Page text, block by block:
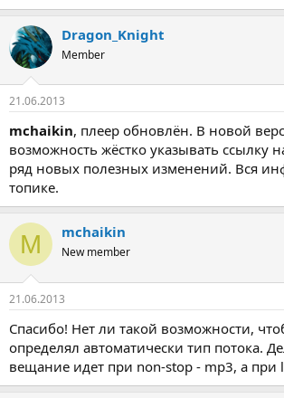
Dragon_Knight
Member
21.06.2013
mchaikin, плеер обновлён. В новой
возможность жёстко указывать ссылку
ряд новых полезных изменений. Вся
топике.
M mchaikin
New member
21.06.2013
Спасибо! Нет ли такой возможности,
определял автоматически тип потока.
вещание идет при non-stop - mp3, а при